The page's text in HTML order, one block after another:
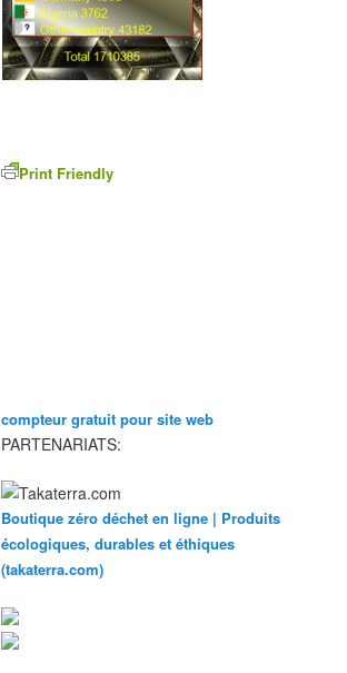
Print Friendly
compteur gratuit pour site web
PARTENARIATS:
Boutique zéro déchet en ligne | Produits
écologiques, durables et éthiques
(takaterra.com)